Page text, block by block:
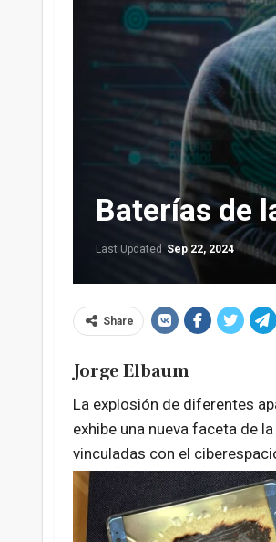
Baterías de
Last Updated Sep 22, 2024
Share
Jorge Elbaum
La explosión de diferentes
exhibe una nueva faceta de
vinculadas con el